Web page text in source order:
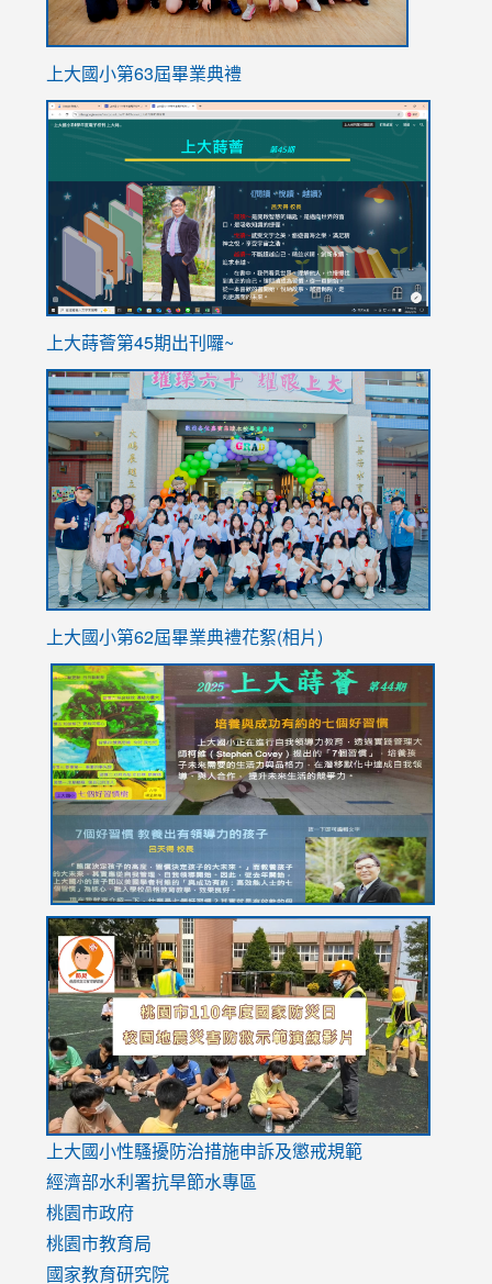
上大國小第63屆畢業典禮
link
ink
https://sites.google.com/stes.tyc.edu.tw/
上大蒔薈第45期出刊囉~
上大國小第62屆畢業典禮花絮(相片)
link
to
https://drive.google.com/file/d/1I-
YfDQppRvyMk686kIw6SBbssEIZ6WnT/view?
usp=sharing
link
to
https://sites.google.com/stes.tyc.edu.tw/
link
to
https://drive.google.com/file/d/
usp=sharing
link
to
https://www.youtube.com/watch?
v=mfpNykQ0g4M
上大國小性騷擾防治措施申訴及懲戒規範
經濟部水利署抗旱節水專區
桃園市政府
桃園市教育局
國家教育研究院